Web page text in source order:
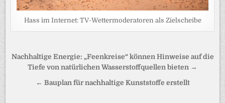
Hass im Internet: TV-Wettermoderatoren als Zielscheibe
Beitragsnavigation
Nachhaltige Energie: „Feenkreise“ können Hinweise auf die
Tiefe von natürlichen Wasserstoffquellen bieten →
← Bauplan für nachhaltige Kunststoffe erstellt